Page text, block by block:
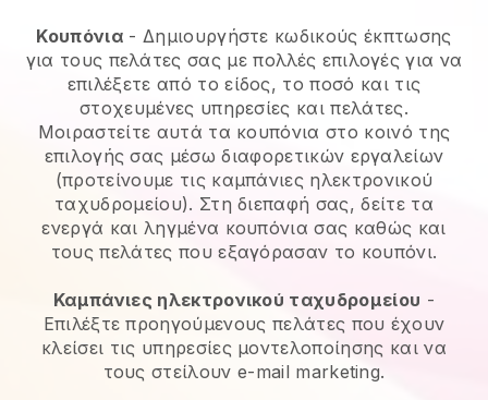
Κουπόνια - Δημιουργήστε κωδικούς έκπτωσης
για τους πελάτες σας με πολλές επιλογές για να
επιλέξετε από το είδος, το ποσό και τις
στοχευμένες υπηρεσίες και πελάτες.
Μοιραστείτε αυτά τα κουπόνια στο κοινό της
επιλογής σας μέσω διαφορετικών εργαλείων
(προτείνουμε τις καμπάνιες ηλεκτρονικού
ταχυδρομείου). Στη διεπαφή σας, δείτε τα
ενεργά και ληγμένα κουπόνια σας καθώς και
τους πελάτες που εξαγόρασαν το κουπόνι.
Καμπάνιες ηλεκτρονικού ταχυδρομείου -
Επιλέξτε προηγούμενους πελάτες που έχουν
κλείσει τις υπηρεσίες μοντελοποίησης και να
τους στείλουν e-mail marketing.